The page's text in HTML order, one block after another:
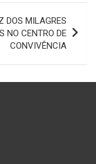
DOS MILAGRES
NO CENTRO DE
CONVIVÊNCIA